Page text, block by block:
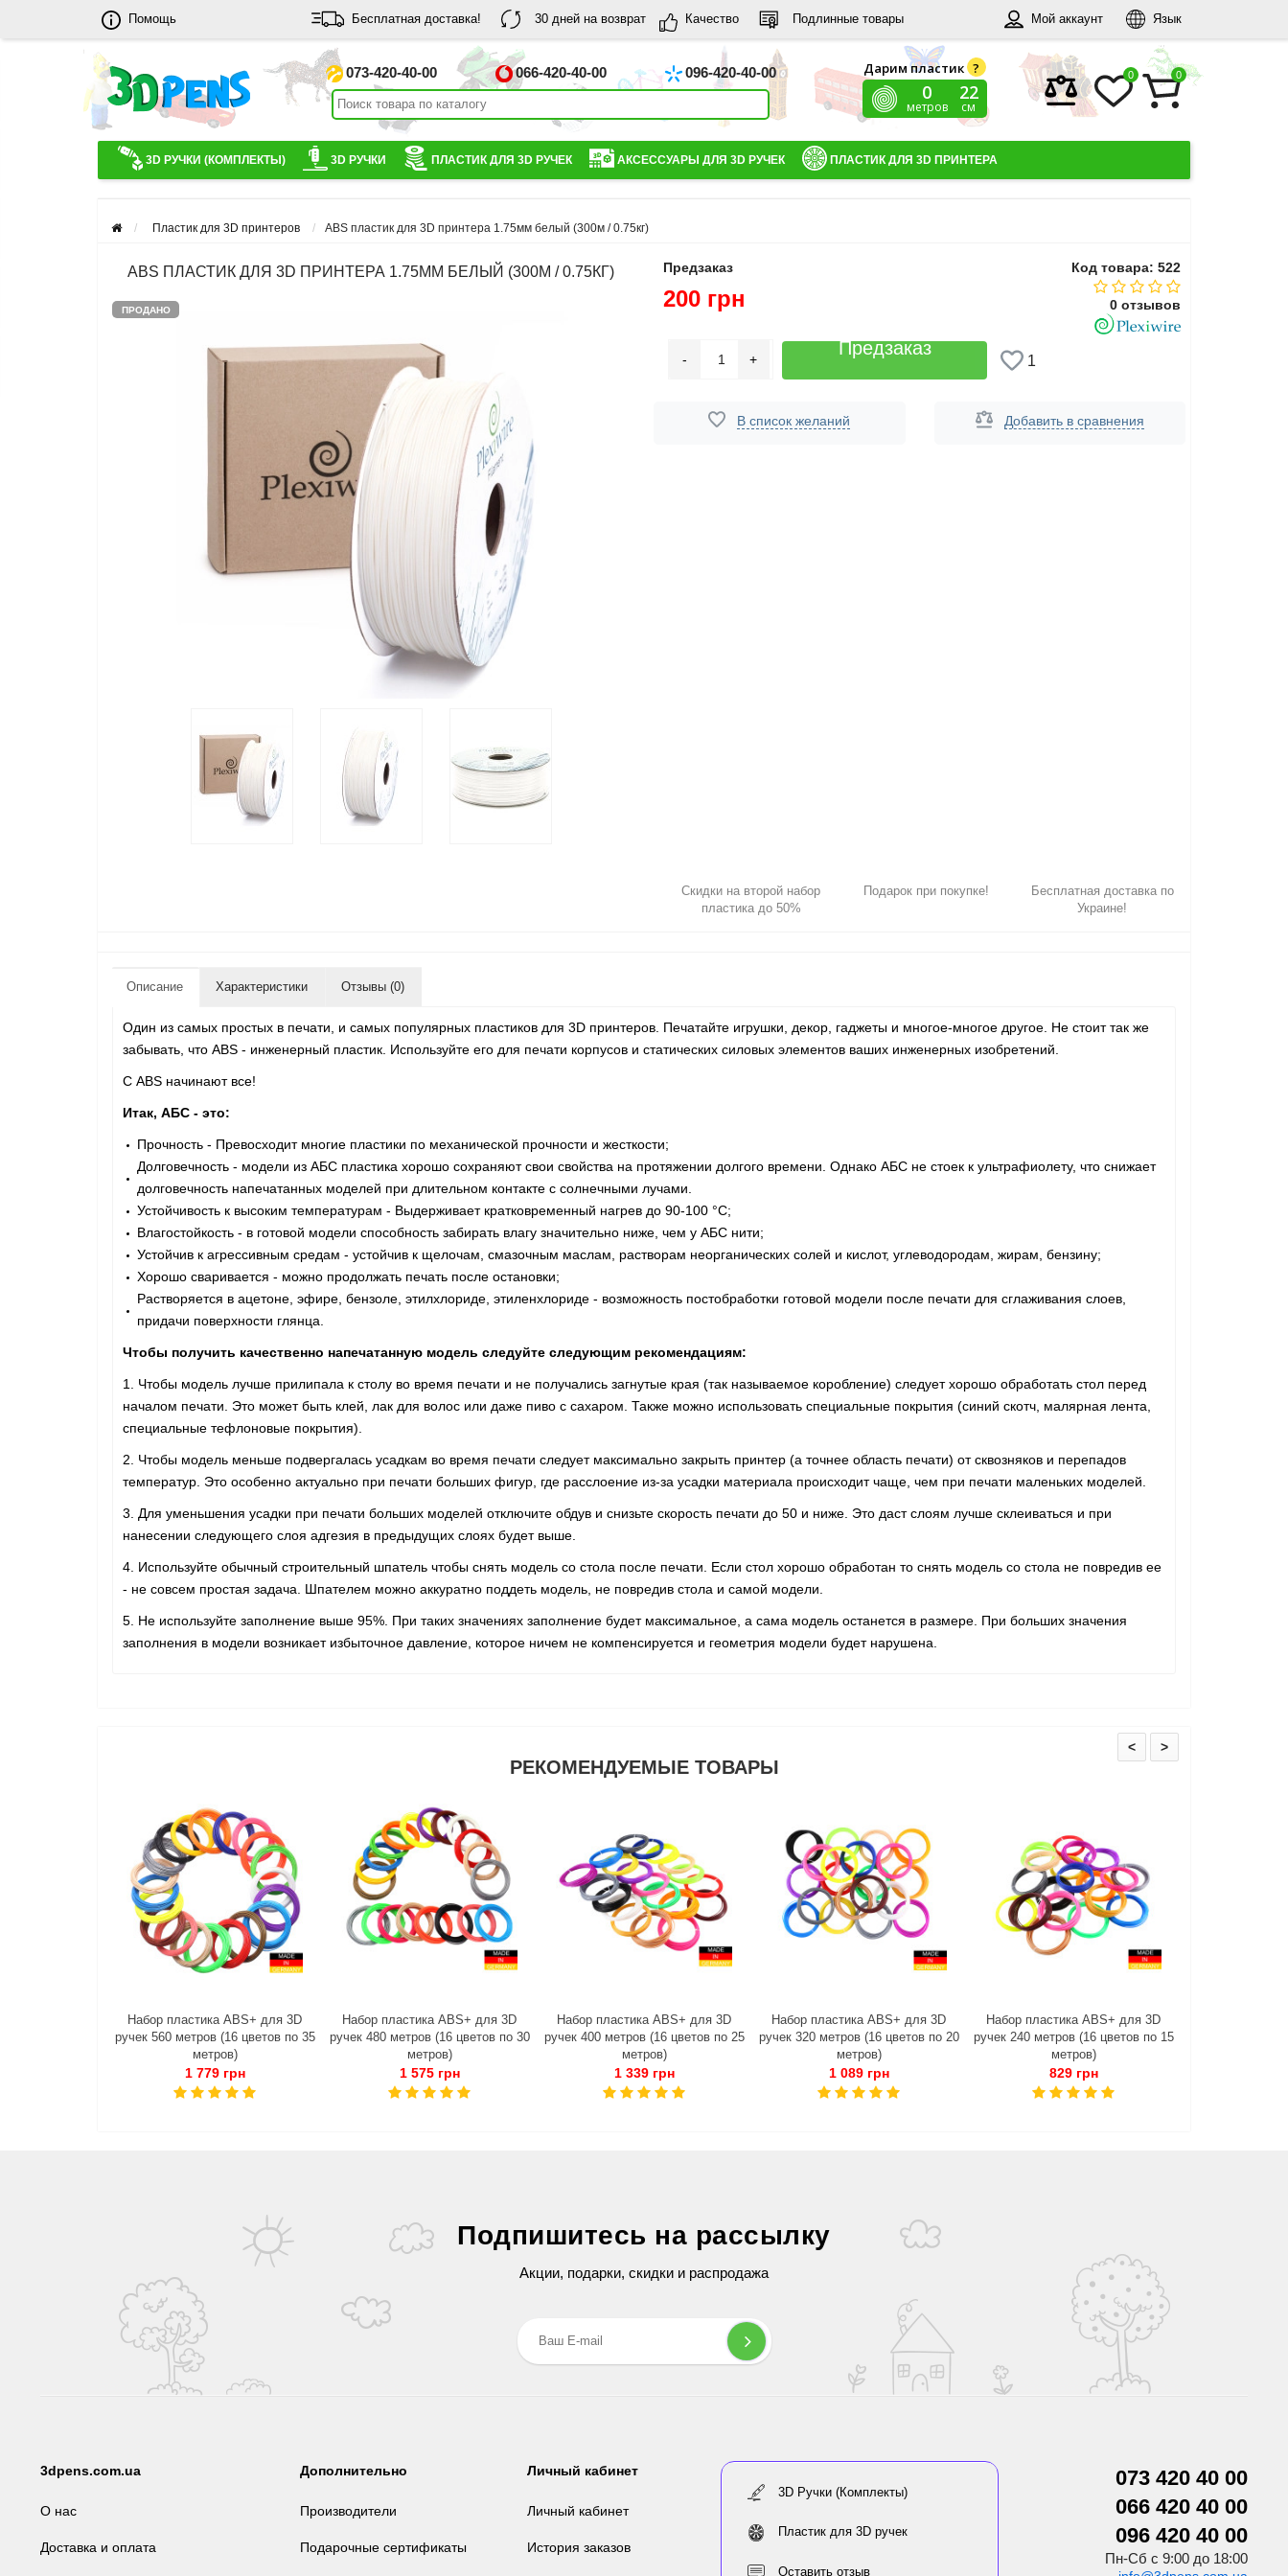
Помощь Бесплатная доставка! 30 дней на возврат Качество Подлинные товары Мой аккаунт Язык
073-420-40-00 066-420-40-00 096-420-40-00 Дарим пластик ?
0
метров
23
см
0 0
3D РУЧКИ (КОМПЛЕКТЫ) 3D РУЧКИ ПЛАСТИК ДЛЯ 3D РУЧЕК АКСЕССУАРЫ ДЛЯ 3D РУЧЕК ПЛАСТИК ДЛЯ 3D ПРИНТЕРА
Пластик для 3D принтеров ABS пластик для 3D принтера 1.75мм белый (300м / 0.75кг)
ABS ПЛАСТИК ДЛЯ 3D ПРИНТЕРА 1.75ММ БЕЛЫЙ (300М / 0.75КГ)
ПРОДАНО
Предзаказ Код товара: 522
0 отзывов
200 грн
+
-
Предзаказ
1
В список желаний Добавить в сравнения
Скидки на второй набор
пластика до 50%
Подарок при покупке!
Бесплатная доставка по
Украине!
Описание Характеристики Отзывы (0)
Один из самых простых в печати, и самых популярных пластиков для 3D принтеров. Печатайте игрушки, декор, гаджеты и многое-многое другое. Не стоит так же
забывать, что ABS - инженерный пластик. Используйте его для печати корпусов и статических силовых элементов ваших инженерных изобретений.
С ABS начинают все!
Итак, АБС - это:
Прочность - Превосходит многие пластики по механической прочности и жесткости;
Долговечность - модели из АБС пластика хорошо сохраняют свои свойства на протяжении долгого времени. Однако АБС не стоек к ультрафиолету, что снижает
долговечность напечатанных моделей при длительном контакте с солнечными лучами.
Устойчивость к высоким температурам - Выдерживает кратковременный нагрев до 90-100 °С;
Влагостойкость - в готовой модели способность забирать влагу значительно ниже, чем у АБС нити;
Устойчив к агрессивным средам - устойчив к щелочам, смазочным маслам, растворам неорганических солей и кислот, углеводородам, жирам, бензину;
Хорошо сваривается - можно продолжать печать после остановки;
Растворяется в ацетоне, эфире, бензоле, этилхлориде, этиленхлориде - возможность постобработки готовой модели после печати для сглаживания слоев,
придачи поверхности глянца.
Чтобы получить качественно напечатанную модель следуйте следующим рекомендациям:
1. Чтобы модель лучше прилипала к столу во время печати и не получались загнутые края (так называемое коробление) следует хорошо обработать стол перед
началом печати. Это может быть клей, лак для волос или даже пиво с сахаром. Также можно использовать специальные покрытия (синий скотч, малярная лента,
специальные тефлоновые покрытия).
2. Чтобы модель меньше подвергалась усадкам во время печати следует максимально закрыть принтер (а точнее область печати) от сквозняков и перепадов
температур. Это особенно актуально при печати больших фигур, где расслоение из-за усадки материала происходит чаще, чем при печати маленьких моделей.
3. Для уменьшения усадки при печати больших моделей отключите обдув и снизьте скорость печати до 50 и ниже. Это даст слоям лучше склеиваться и при
нанесении следующего слоя адгезия в предыдущих слоях будет выше.
4. Используйте обычный строительный шпатель чтобы снять модель со стола после печати. Если стол хорошо обработан то снять модель со стола не повредив ее
- не совсем простая задача. Шпателем можно аккуратно поддеть модель, не повредив стола и самой модели.
5. Не используйте заполнение выше 95%. При таких значениях заполнение будет максимальное, а сама модель останется в размере. При больших значения
заполнения в модели возникает избыточное давление, которое ничем не компенсируется и геометрия модели будет нарушена.
РЕКОМЕНДУЕМЫЕ ТОВАРЫ
Набор пластика ABS+ для 3D
ручек 560 метров (16 цветов по 35
метров)
1 779 грн
Набор пластика ABS+ для 3D
ручек 480 метров (16 цветов по 30
метров)
1 575 грн
Набор пластика ABS+ для 3D
ручек 400 метров (16 цветов по 25
метров)
1 339 грн
Набор пластика ABS+ для 3D
ручек 320 метров (16 цветов по 20
метров)
1 089 грн
Набор пластика ABS+ для 3D
ручек 240 метров (16 цветов по 15
метров)
829 грн
< >
Подпишитесь на рассылку
Акции, подарки, скидки и распродажа
3dpens.com.ua
О нас
Доставка и оплата
Дополнительно
Производители
Подарочные сертификаты
Личный кабинет
Личный кабинет
История заказов
3D Ручки (Комплекты)
Пластик для 3D ручек
Оставить отзыв
073 420 40 00
066 420 40 00
096 420 40 00
Пн-Сб с 9:00 до 18:00